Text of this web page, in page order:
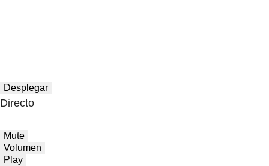
Desplegar
Directo
Mute
Volumen
Play